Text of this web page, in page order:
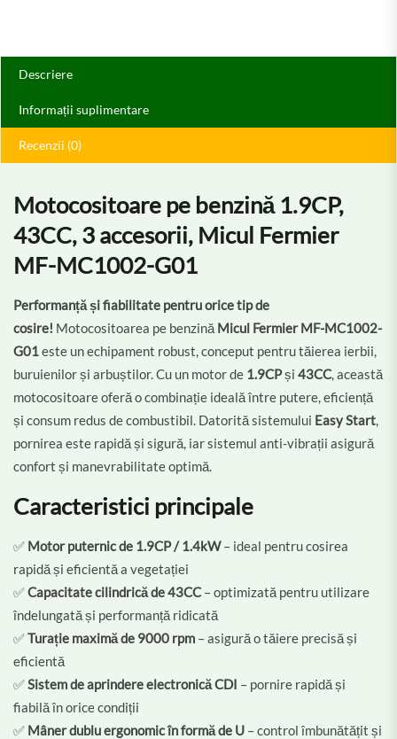
Descriere
Informații suplimentare
Recenzii (0)
Motocositoare pe benzină 1.9CP,
43CC, 3 accesorii, Micul Fermier
MF-MC1002-G01
Performanță și fiabilitate pentru orice tip de
cosire! Motocositoarea pe benzină Micul Fermier MF-MC1002-
G01este un echipament robust, conceput pentru tăierea ierbii,
buruienilor și arbuștilor. Cu un motor de 1.9CPși 43CC, această
motocositoare oferă o combinație ideală între putere, eficiență
și consum redus de combustibil. Datorită sistemului Easy Start,
pornirea este rapidă și sigură, iar sistemul anti-vibrații asigură
confort și manevrabilitate optimă.
Caracteristici principale
✅ Motor puternic de 1.9CP / 1.4kW– ideal pentru cosirea
rapidă și eficientă a vegetației
✅Capacitate cilindrică de 43CC– optimizată pentru utilizare
îndelungată și performanță ridicată
✅Turație maximă de 9000 rpm – asigură o tăiere precisă și
eficientă
✅Sistem de aprindere electronică CDI – pornire rapidă și
fiabilă în orice condiții
✅ Mâner dublu ergonomic în formă de U – control îmbunătățit și